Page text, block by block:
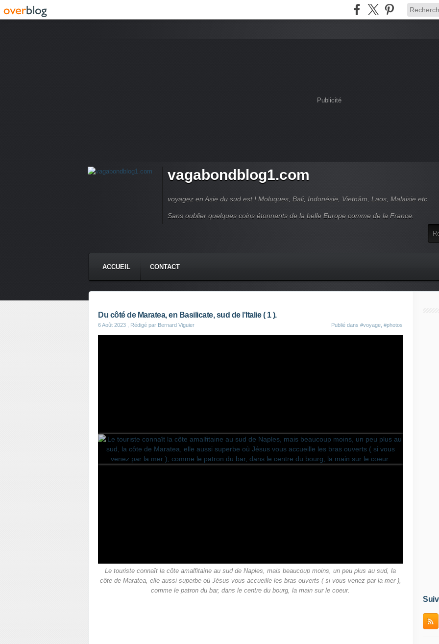
Publicité
vagabondblog1.com
voyagez en Asie du sud est ! Moluques, Bali, Indonésie, Vietnâm, Laos, Malaisie etc.
Sans oublier quelques coins étonnants de la belle Europe comme de la France.
ACCUEIL CONTACT
Du côté de Maratea, en Basilicate, sud de l'Italie ( 1 ).
6 Août 2023 , Rédigé par Bernard Viguier Publié dans #voyage #photos
Le touriste connaît la côte amalfitaine au sud de Naples, mais beaucoup moins, un peu plus au sud, la
côte de Maratea, elle aussi superbe où Jésus vous accueille les bras ouverts ( si vous venez par la mer ),
comme le patron du bar, dans le centre du bourg, la main sur le coeur.